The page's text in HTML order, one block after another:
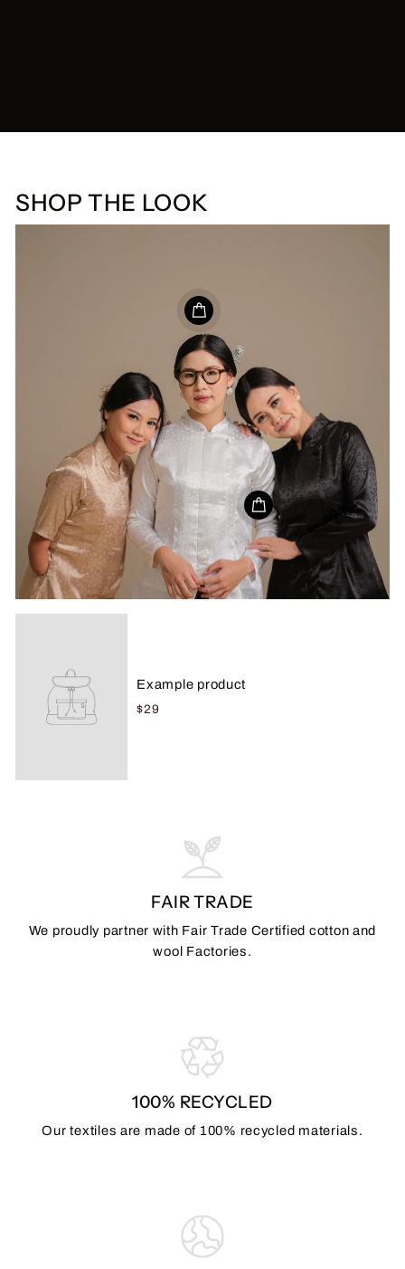
SHOP THE LOOK
Example product
$29
FAIR TRADE
We proudly partner with Fair Trade Certified cotton and
wool Factories.
100% RECYCLED
Our textiles are made of 100% recycled materials.